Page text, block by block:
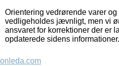
Orientering vedrørende varer
vedligeholdes jævnligt, men vi
ansvaret for korrektioner der er
opdaterede sidens informationer.
onleda.com